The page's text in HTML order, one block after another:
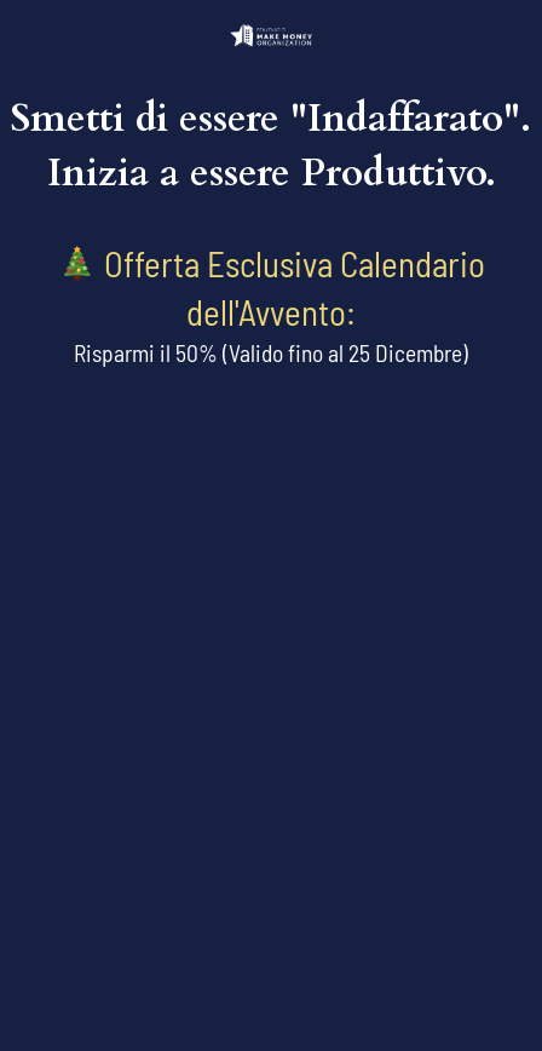
Smetti di essere "Indaffarato".
Inizia a essere Produttivo.
Offerta Esclusiva Calendario
dell'Avvento:
Risparmi il 50% (Valido fino al 25 Dicembre)